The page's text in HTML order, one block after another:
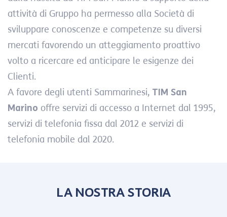
attività di Gruppo ha permesso alla Società di
sviluppare conoscenze e competenze su diversi
mercati favorendo un atteggiamento proattivo
volto a ricercare ed anticipare le esigenze dei
Clienti.
A favore degli utenti Sammarinesi, TIM San
Marino offre servizi di accesso a Internet dal 1995,
servizi di telefonia fissa dal 2012 e servizi di
telefonia mobile dal 2020.
LA NOSTRA STORIA